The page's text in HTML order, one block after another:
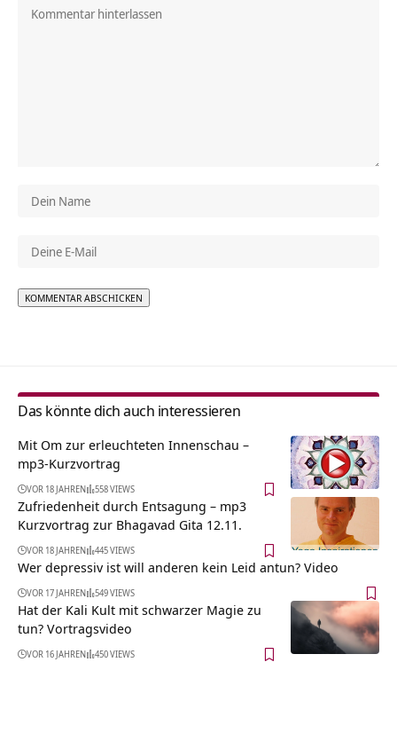
Das könnte dich auch interessieren
Mit Om zur erleuchteten Innenschau –
mp3-Kurzvortrag
VOR 18 JAHREN 558 VIEWS
Zufriedenheit durch Entsagung – mp3
Kurzvortrag zur Bhagavad Gita 12.11.
VOR 18 JAHREN 445 VIEWS
Wer depressiv ist will anderen kein Leid antun? Video
VOR 17 JAHREN 549 VIEWS
Hat der Kali Kult mit schwarzer Magie zu
tun? Vortragsvideo
VOR 16 JAHREN 450 VIEWS